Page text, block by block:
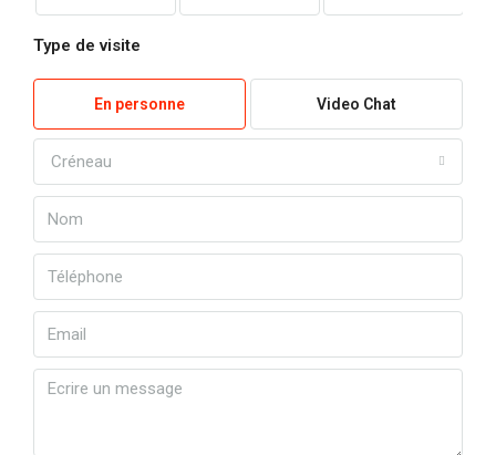
Type de visite
En personne Video Chat
Créneau